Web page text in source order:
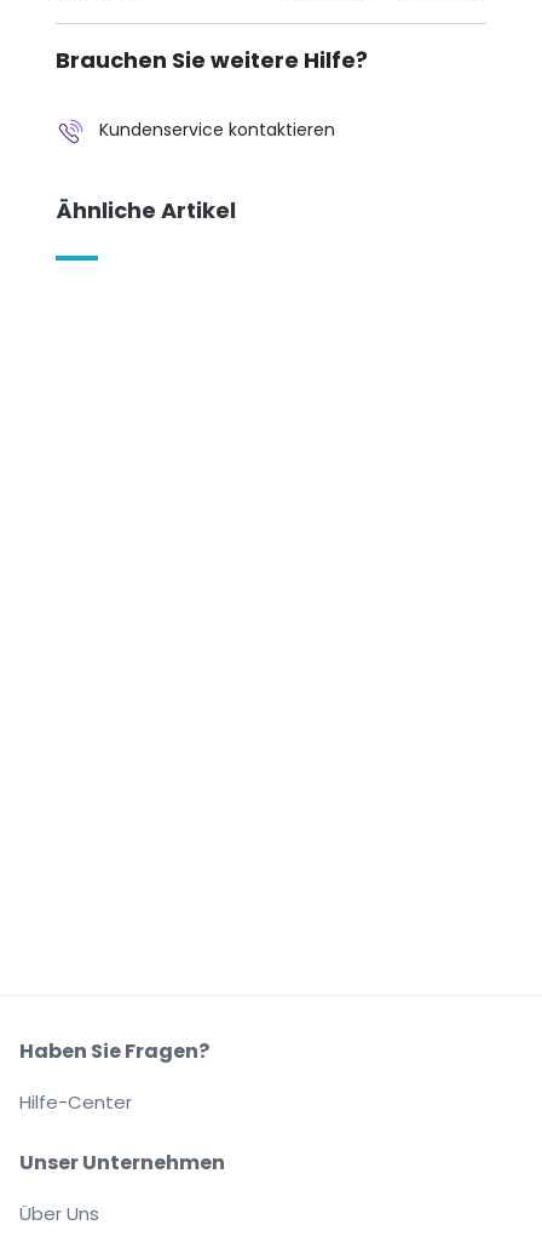
Brauchen Sie weitere Hilfe?
Kundenservice kontaktieren
Ähnliche Artikel
Unser Unternehmen
Über Uns
Haben Sie Fragen?
Hilfe-Center